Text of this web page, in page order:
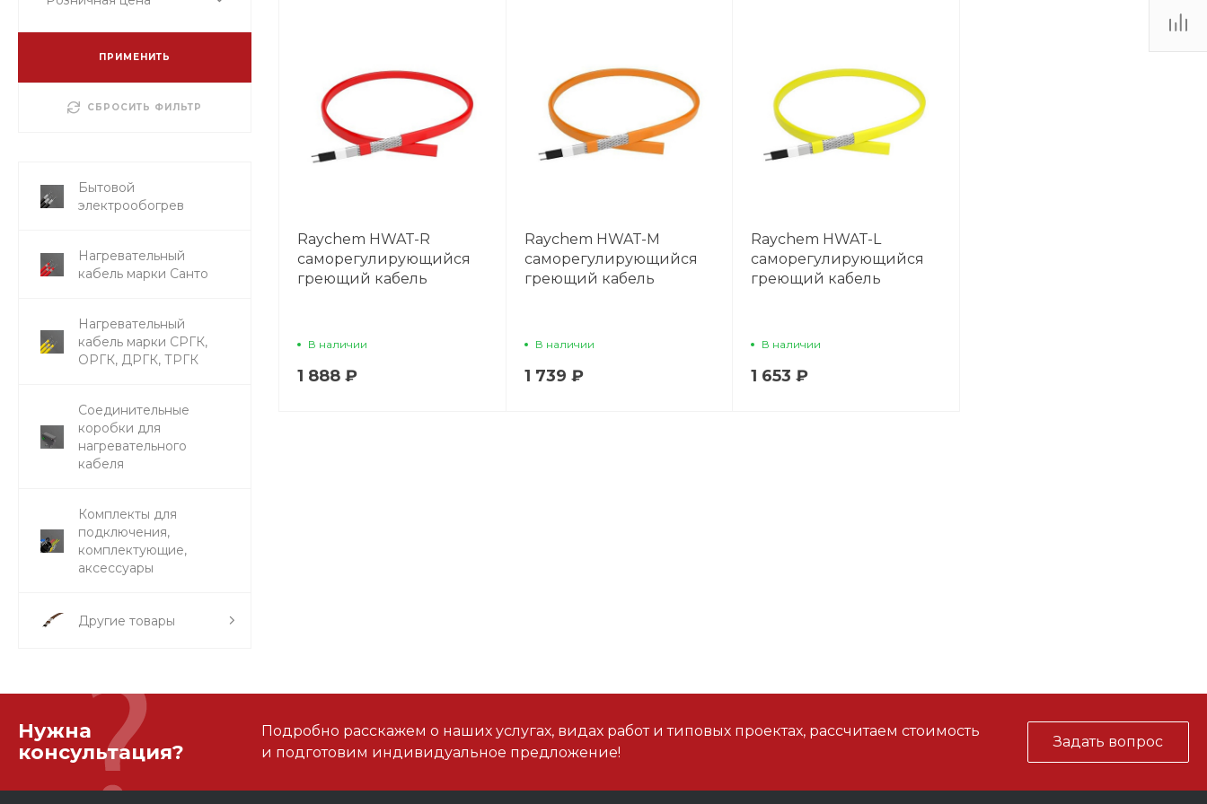
ПРИМЕНИТЬ
СБРОСИТЬ ФИЛЬТР
Бытовой
электрообогрев
Нагревательный
кабель марки Санто
Нагревательный
кабель марки СРГК,
ОРГК, ДРГК, ТРГК
Соединительные
коробки для
нагревательного
кабеля
Комплекты для
подключения,
комплектующие,
аксессуары
Другие товары
Raychem HWAT-R
саморегулирующийся
греющий кабель
В наличии
1 888 ₽
Raychem HWAT-M
саморегулирующийся
греющий кабель
В наличии
1 739 ₽
Raychem HWAT-L
саморегулирующийся
греющий кабель
В наличии
1 653 ₽
Нужна
консультация?
Подробно расскажем о наших услугах, видах работ и типовых проектах, рассчитаем стоимость
и подготовим индивидуальное предложение!
Задать вопрос